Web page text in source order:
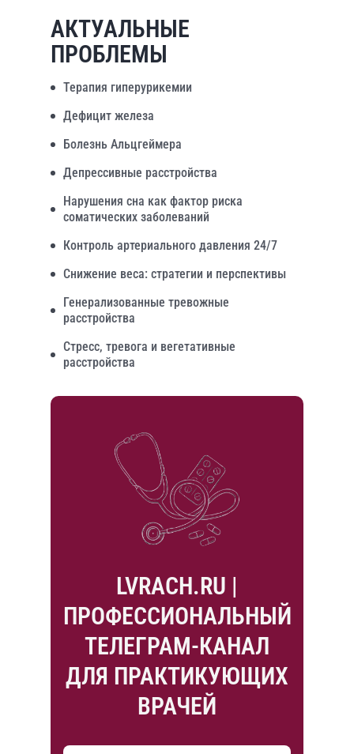
АКТУАЛЬНЫЕ
ПРОБЛЕМЫ
Терапия гиперурикемии
Дефицит железа
Болезнь Альцгеймера
Депрессивные расстройства
Нарушения сна как фактор риска
соматических заболеваний
Контроль артериального давления 24/7
Снижение веса: стратегии и перспективы
Генерализованные тревожные
расстройства
Стресс, тревога и вегетативные
расстройства
LVRACH.RU |
ПРОФЕССИОНАЛЬНЫЙ
ТЕЛЕГРАМ-КАНАЛ
ДЛЯ ПРАКТИКУЮЩИХ
ВРАЧЕЙ